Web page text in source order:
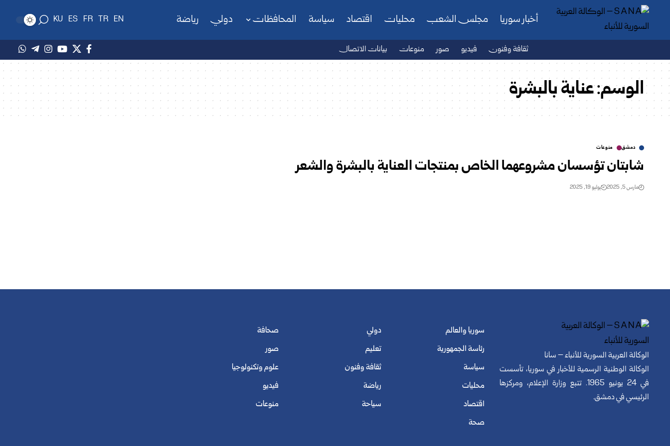
أخبار سوريا مجلس الشعب محليات اقتصاد سياسة المحافظات دولي رياضة EN
TR
FR
ES
KU
ثقافة وفنون فيديو صور منوعات بيانات الاتصال
الوسم:عناية بالبشرة
دمشق منوعات
شابتان تؤسسان مشروعهما الخاص بمنتجات العناية بالبشرة والشعر
مارس 5, 2025 يوليو 19, 2025
الوكالة العربية السورية للأنباء – سانا
الوكالة الوطنية الرسمية للأخبار في سوريا، تأسست
في 24 يونيو 1965. تتبع وزارة الإعلام، ومركزها
الرئيسي في دمشق.
سوريا والعالم
رئاسة الجمهورية
سياسة
محليات
اقتصاد
صحة
دولي
تعليم
ثقافة وفنون
رياضة
سياحة
صحافة
صور
علوم وتكنولوجيا
فيديو
منوعات